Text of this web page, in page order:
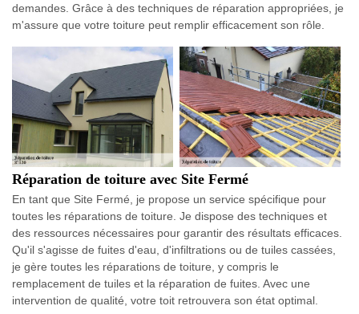
demandes. Grâce à des techniques de réparation appropriées, je
m'assure que votre toiture peut remplir efficacement son rôle.
Réparation de toiture avec Site Fermé
En tant que Site Fermé, je propose un service spécifique pour
toutes les réparations de toiture. Je dispose des techniques et
des ressources nécessaires pour garantir des résultats efficaces.
Qu'il s'agisse de fuites d'eau, d'infiltrations ou de tuiles cassées,
je gère toutes les réparations de toiture, y compris le
remplacement de tuiles et la réparation de fuites. Avec une
intervention de qualité, votre toit retrouvera son état optimal.